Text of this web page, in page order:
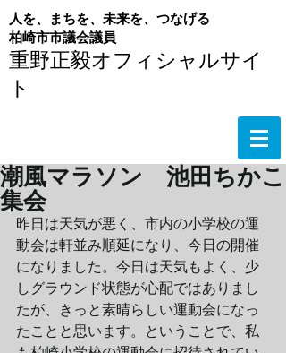
重野正毅オフィシャルサイ
ト
人を、まちを、未来を、つなげる
​柏崎市市議会議員
潮風マラソン 池田ちかこ
集会
昨日は天気が悪く、市内の小学校の運
動会は軒並み順延になり、今日の開催
になりました。今日は天気もよく、少
しグラウンド状態が心配ではありまし
たが、きっと素晴らしい運動会になっ
たことと思います。ということで、私